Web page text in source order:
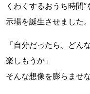
くわくするおうち時間
示場を誕生させました。
「自分だったら、どん
楽しもうか」
そんな想像を膨らませ